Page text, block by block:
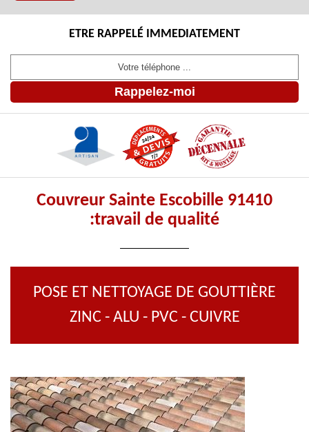
ETRE RAPPELÉ IMMEDIATEMENT
Couvreur Sainte Escobille 91410
:travail de qualité
POSE ET NETTOYAGE DE GOUTTIÈRE
ZINC - ALU - PVC - CUIVRE